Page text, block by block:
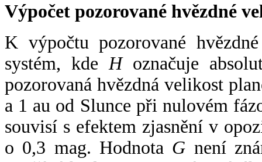
Výpočet pozorované hvězdné
K výpočtu pozorované
systém, kde Hoznačuje
pozorovaná hvězdná velikost
a 1 au od Slunce při nulovém
souvisí s efektem zjasnění v
o 0,3 mag. Hodnota G není